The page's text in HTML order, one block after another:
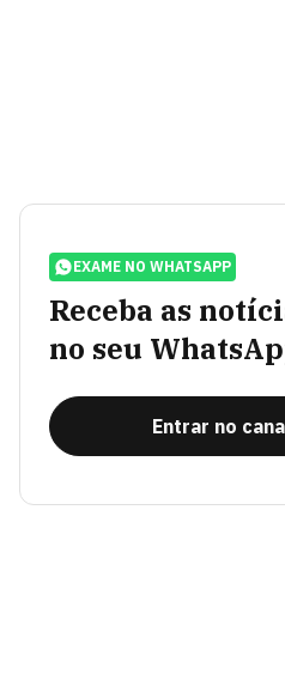
EXAME NO WHATSAPP
Receba as
no seu
Entrar no